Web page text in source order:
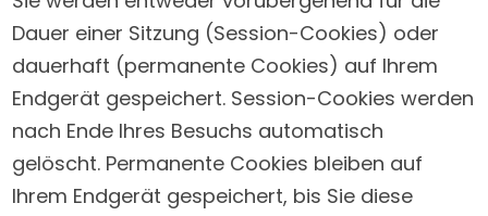
Dauer einer Sitzung (Session-Cookies) oder
dauerhaft (permanente Cookies) auf Ihrem
Endgerät gespeichert. Session-Cookies werden
nach Ende Ihres Besuchs automatisch
gelöscht. Permanente Cookies bleiben auf
Ihrem Endgerät gespeichert, bis Sie diese